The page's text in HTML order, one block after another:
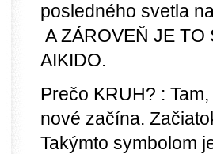
posledného svetla
A ZÁROVEŇ JE TO
AIKIDO.
Prečo KRUH? :
nové začína.
Takýmto symbolom